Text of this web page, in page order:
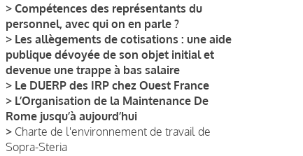
> Compétences des représentants du
personnel, avec qui on en parle ?
> Les allègements de cotisations : une aide
publique dévoyée de son objet initial et
devenue une trappe à bas salaire
> Le DUERP des IRP chez Ouest France
> L’Organisation de la Maintenance De
Rome jusqu’à aujourd’hui
> Charte de l'environnement de travail de
Sopra-Steria